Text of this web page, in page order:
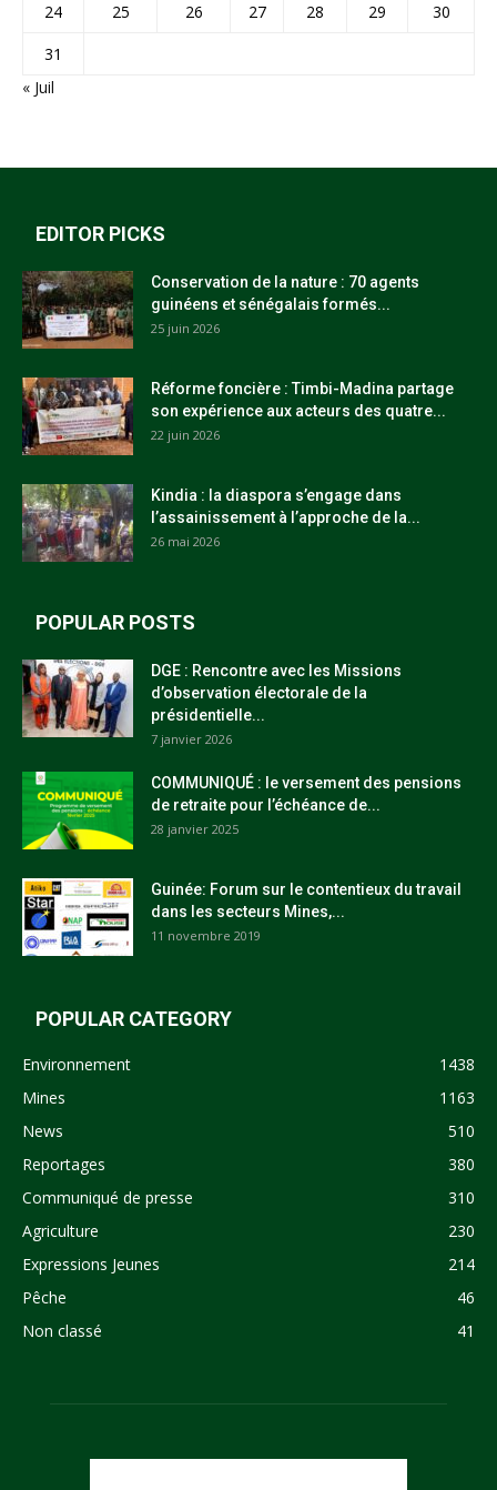
24
25 26 27 28 29
30
31
« Juil
EDITOR PICKS
Conservation de la nature : 70 agents
guinéens et sénégalais formés...
25 juin 2026
Réforme foncière : Timbi-Madina partage
son expérience aux acteurs des quatre...
22 juin 2026
Kindia : la diaspora s’engage dans
l’assainissement à l’approche de la...
26 mai 2026
POPULAR POSTS
DGE : Rencontre avec les Missions
d’observation électorale de la
présidentielle...
7 janvier 2026
COMMUNIQUÉ : le versement des pensions
de retraite pour l’échéance de...
28 janvier 2025
Guinée: Forum sur le contentieux du travail
dans les secteurs Mines,...
11 novembre 2019
POPULAR CATEGORY
Environnement
1438
Mines
1163
News
510
Reportages
380
Communiqué de presse
310
Agriculture
230
Expressions Jeunes
214
Pêche
46
Non classé
41